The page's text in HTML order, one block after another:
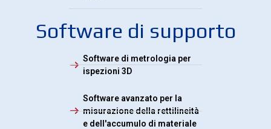
Software di supporto
Software di metrologia per
ispezioni 3D
Software avanzato per la
misurazione della rettilineità
e dell'accumulo di materiale